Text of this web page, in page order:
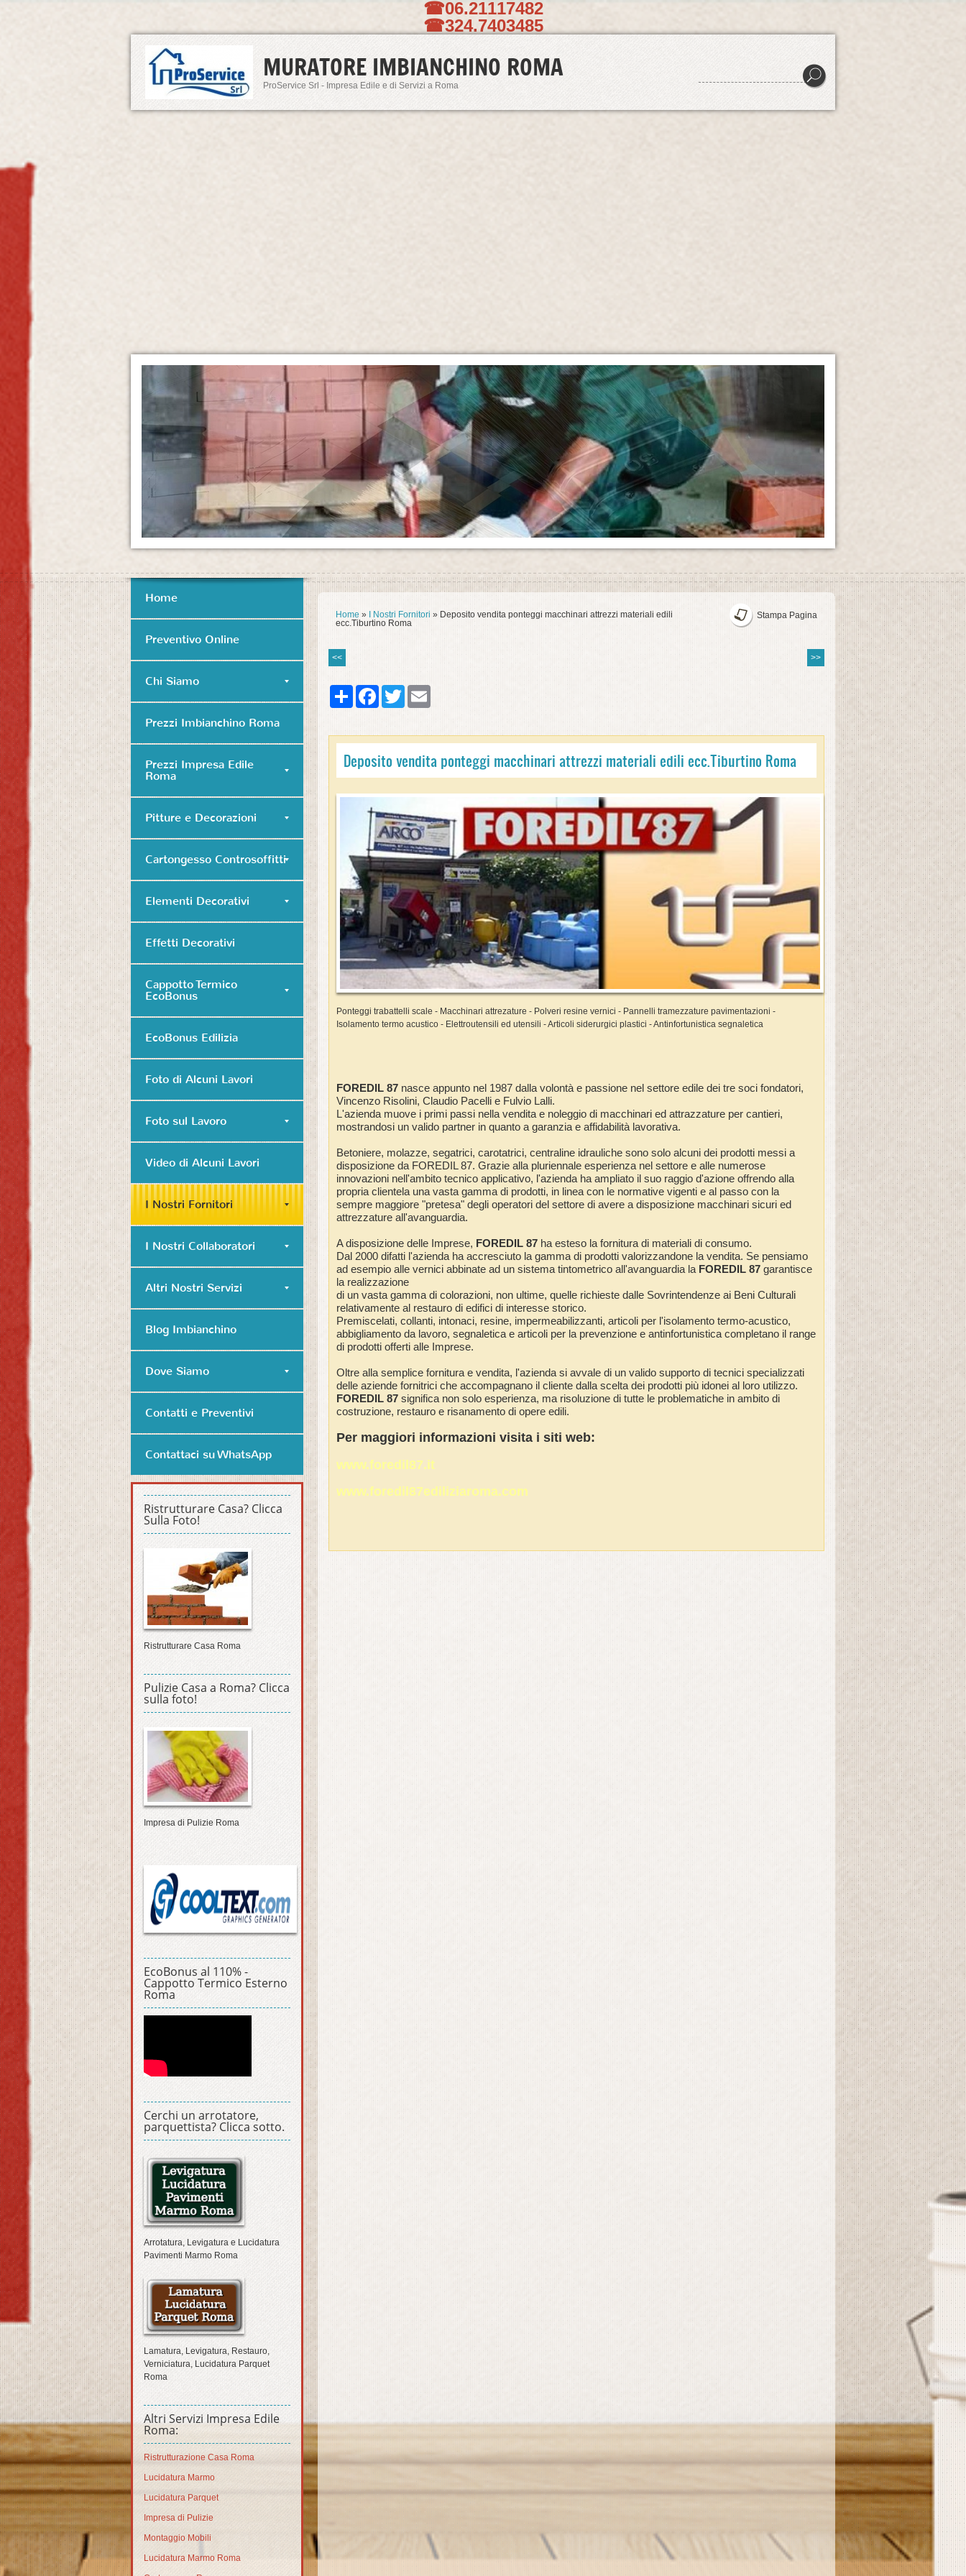
☎06.21117482
☎324.7403485
MURATORE IMBIANCHINO ROMA
ProService Srl - Impresa Edile e di Servizi a Roma
Home » I Nostri Fornitori » Deposito vendita ponteggi macchinari attrezzi materiali edili
ecc.Tiburtino Roma
Stampa Pagina
<< >>
Share FacebookTwitter
Deposito vendita ponteggi macchinari attrezzi materiali edili ecc.Tiburtino Roma
Ponteggi trabattelli scale - Macchinari attrezature - Polveri resine vernici - Pannelli tramezzature pavimentazioni -
Isolamento termo acustico - Elettroutensili ed utensili - Articoli siderurgici plastici - Antinfortunistica segnaletica
FOREDIL 87 nasce appunto nel 1987 dalla volontà e passione nel settore edile dei tre soci fondatori,
Vincenzo Risolini, Claudio Pacelli e Fulvio Lalli.
L'azienda muove i primi passi nella vendita e noleggio di macchinari ed attrazzature per cantieri,
mostrandosi un valido partner in quanto a garanzia e affidabilità lavorativa.
Betoniere, molazze, segatrici, carotatrici, centraline idrauliche sono solo alcuni dei prodotti messi a
disposizione da FOREDIL 87. Grazie alla pluriennale esperienza nel settore e alle numerose
innovazioni nell'ambito tecnico applicativo, l'azienda ha ampliato il suo raggio d'azione offrendo alla
propria clientela una vasta gamma di prodotti, in linea con le normative vigenti e al passo con la
sempre maggiore "pretesa" degli operatori del settore di avere a disposizione macchinari sicuri ed
attrezzature all'avanguardia.
A disposizione delle Imprese, FOREDIL 87 ha esteso la fornitura di materiali di consumo.
Dal 2000 difatti l'azienda ha accresciuto la gamma di prodotti valorizzandone la vendita. Se pensiamo
ad esempio alle vernici abbinate ad un sistema tintometrico all'avanguardia la FOREDIL 87 garantisce
la realizzazione
di un vasta gamma di colorazioni, non ultime, quelle richieste dalle Sovrintendenze ai Beni Culturali
relativamente al restauro di edifici di interesse storico.
Premiscelati, collanti, intonaci, resine, impermeabilizzanti, articoli per l'isolamento termo-acustico,
abbigliamento da lavoro, segnaletica e articoli per la prevenzione e antinfortunistica completano il range
di prodotti offerti alle Imprese.
Oltre alla semplice fornitura e vendita, l'azienda si avvale di un valido supporto di tecnici specializzati
delle aziende fornitrici che accompagnano il cliente dalla scelta dei prodotti più idonei al loro utilizzo.
FOREDIL 87 significa non solo esperienza, ma risoluzione di tutte le problematiche in ambito di
costruzione, restauro e risanamento di opere edili.
Per maggiori informazioni visita i siti web:
www.foredil87.it
www.foredil87ediliziaroma.com
Home
Preventivo Online
Chi Siamo
Prezzi Imbianchino Roma
Prezzi Impresa Edile
Roma
Pitture e Decorazioni
Cartongesso Controsoffitti
Elementi Decorativi
Effetti Decorativi
Cappotto Termico
EcoBonus
EcoBonus Edilizia
Foto di Alcuni Lavori
Foto sul Lavoro
Video di Alcuni Lavori
I Nostri Fornitori
I Nostri Collaboratori
Altri Nostri Servizi
Blog Imbianchino
Dove Siamo
Contatti e Preventivi
Contattaci su WhatsApp
Ristrutturare Casa? Clicca
Sulla Foto!
Ristrutturare Casa Roma
Pulizie Casa a Roma? Clicca
sulla foto!
Impresa di Pulizie Roma
EcoBonus al 110% -
Cappotto Termico Esterno
Roma
Cerchi un arrotatore,
parquettista? Clicca sotto.
Arrotatura, Levigatura e Lucidatura
Pavimenti Marmo Roma
Lamatura, Levigatura, Restauro,
Verniciatura, Lucidatura Parquet
Roma
Altri Servizi Impresa Edile
Roma:
Ristrutturazione Casa Roma
Lucidatura Marmo
Lucidatura Parquet
Impresa di Pulizie
Montaggio Mobili
Lucidatura Marmo Roma